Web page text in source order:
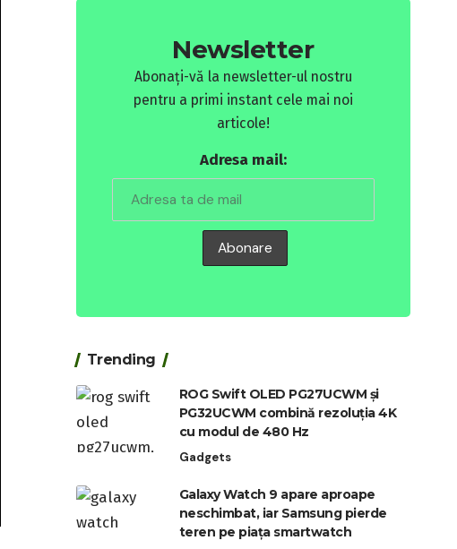
Newsletter
Abonați-vă la newsletter-ul nostru
pentru a primi instant cele mai noi
articole!
Adresa mail:
Trending
ROG Swift OLED PG27UCWM și
PG32UCWM combină rezoluția 4K
cu modul de 480 Hz
Gadgets
Galaxy Watch 9 apare aproape
neschimbat, iar Samsung pierde
teren pe piața smartwatch